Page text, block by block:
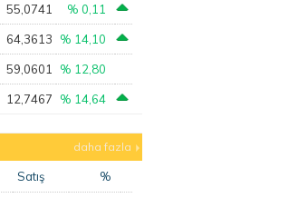
55,0741 % 0,11
64,3613 % 14,10
59,0601 % 12,80
12,7467 % 14,64
daha fazla
Satış %